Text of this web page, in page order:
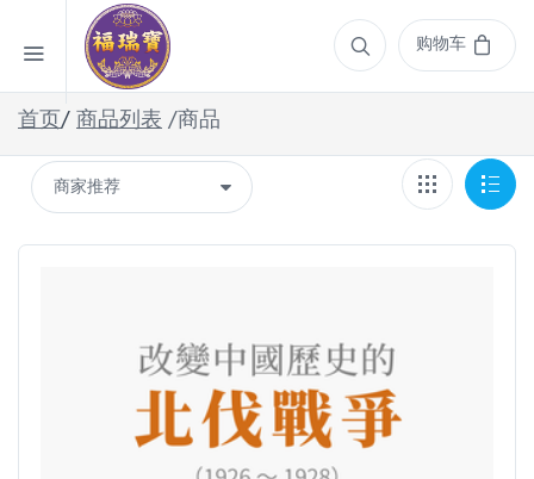
购物车
首页/ 商品列表 /商品